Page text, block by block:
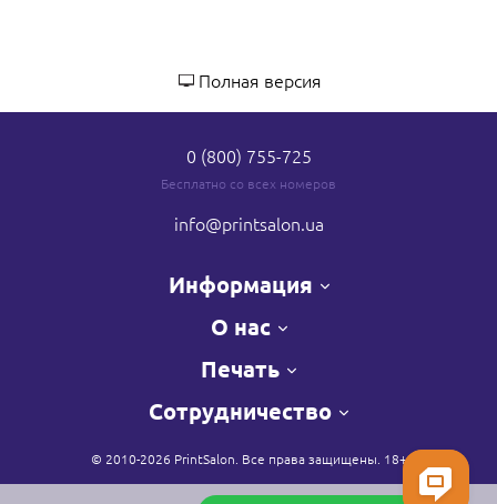
Полная версия
0 (800) 755-725
Бесплатно со всех номеров
info@printsalon.ua
Информация
О нас
Печать
Сотрудничество
© 2010-2026 PrintSalon. Все права защищены. 18+